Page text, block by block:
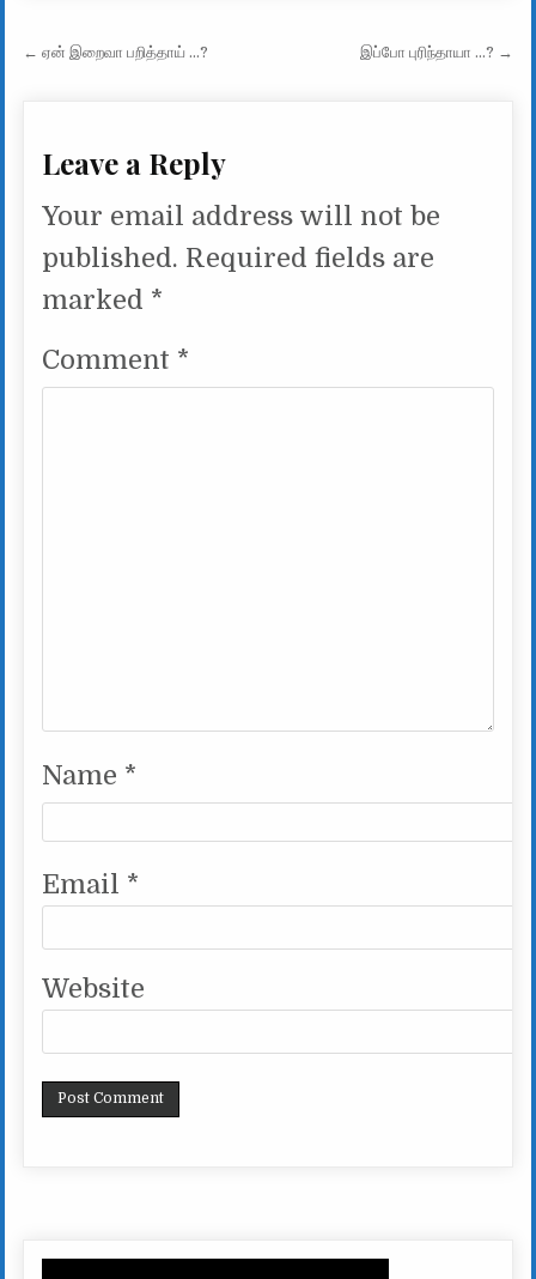
Post navigation
← ஏன் இறைவா பறித்தாய் …? இப்போ புரிந்தாயா …? →
Leave a Reply
Your email address will not be
published. Required fields are
marked *
Comment *
Name *
Email *
Website